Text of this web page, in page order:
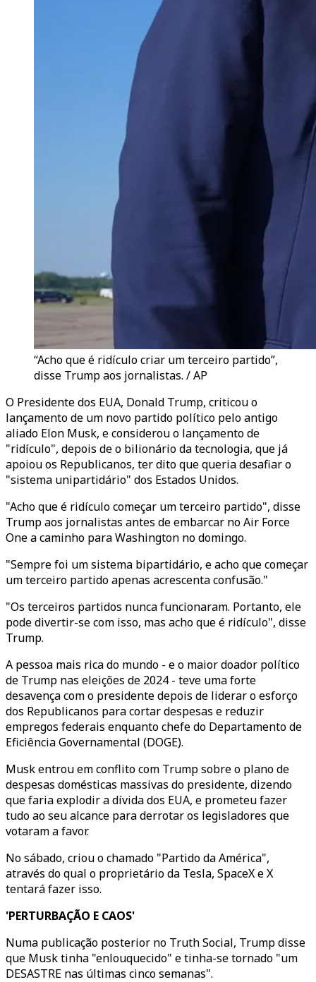
“Acho que é ridículo criar um terceiro partido”,
disse Trump aos jornalistas. / AP
O Presidente dos EUA, Donald Trump, criticou o
lançamento de um novo partido político pelo antigo
aliado Elon Musk, e considerou o lançamento de
"ridículo", depois de o bilionário da tecnologia, que já
apoiou os Republicanos, ter dito que queria desafiar o
"sistema unipartidário" dos Estados Unidos.
"Acho que é ridículo começar um terceiro partido", disse
Trump aos jornalistas antes de embarcar no Air Force
One a caminho para Washington no domingo.
"Sempre foi um sistema bipartidário, e acho que começar
um terceiro partido apenas acrescenta confusão."
"Os terceiros partidos nunca funcionaram. Portanto, ele
pode divertir-se com isso, mas acho que é ridículo", disse
Trump.
A pessoa mais rica do mundo - e o maior doador político
de Trump nas eleições de 2024 - teve uma forte
desavença com o presidente depois de liderar o esforço
dos Republicanos para cortar despesas e reduzir
empregos federais enquanto chefe do Departamento de
Eficiência Governamental (DOGE).
Musk entrou em conflito com Trump sobre o plano de
despesas domésticas massivas do presidente, dizendo
que faria explodir a dívida dos EUA, e prometeu fazer
tudo ao seu alcance para derrotar os legisladores que
votaram a favor.
No sábado, criou o chamado "Partido da América",
através do qual o proprietário da Tesla, SpaceX e X
tentará fazer isso.
'PERTURBAÇÃO E CAOS'
Numa publicação posterior no Truth Social, Trump disse
que Musk tinha "enlouquecido" e tinha-se tornado "um
DESASTRE nas últimas cinco semanas".